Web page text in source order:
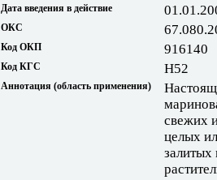
Дата введения в действие
ОКС
Код ОКП 916140
Код КГС Н52
Аннотация (область применения)
свежих
целых
залитых